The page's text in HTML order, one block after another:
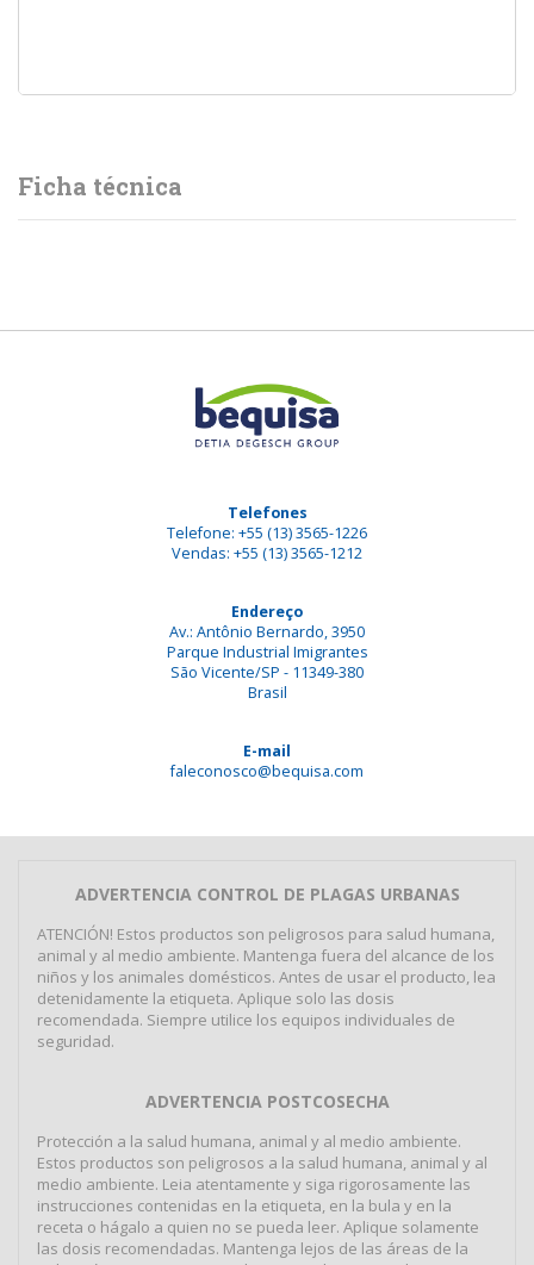
Ficha técnica
Telefones
Telefone: +55 (13) 3565-1226
Vendas: +55 (13) 3565-1212
Endereço
Av.: Antônio Bernardo, 3950
Parque Industrial Imigrantes
São Vicente/SP - 11349-380
Brasil
E-mail
faleconosco@bequisa.com
ADVERTENCIA CONTROL DE PLAGAS URBANAS
ATENCIÓN! Estos productos son peligrosos para salud humana,
animal y al medio ambiente. Mantenga fuera del alcance de los
niños y los animales domésticos. Antes de usar el producto, lea
detenidamente la etiqueta. Aplique solo las dosis
recomendada. Siempre utilice los equipos individuales de
seguridad.
ADVERTENCIA POSTCOSECHA
Protección a la salud humana, animal y al medio ambiente.
Estos productos son peligrosos a la salud humana, animal y al
medio ambiente. Leia atentamente y siga rigorosamente las
instrucciones contenidas en la etiqueta, en la bula y en la
receta o hágalo a quien no se pueda leer. Aplique solamente
las dosis recomendadas. Mantenga lejos de las áreas de la